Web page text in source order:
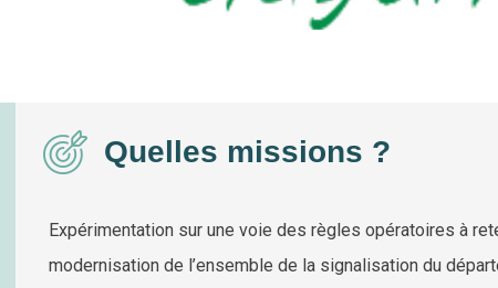
Quelles missions ?
Expérimentation sur une voie des règles opératoires à
modernisation de l’ensemble de la signalisation du